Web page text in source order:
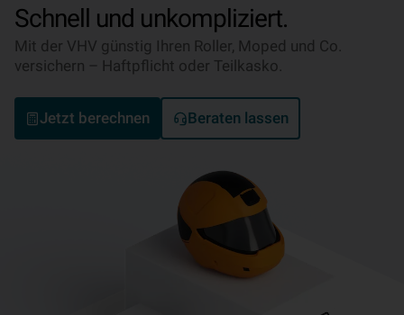
Schnell und unkompliziert.
Mit der VHV günstig Ihren Roller, Moped und Co.
versichern – Haftpflicht oder Teilkasko.
Jetzt berechnen Beraten lassen